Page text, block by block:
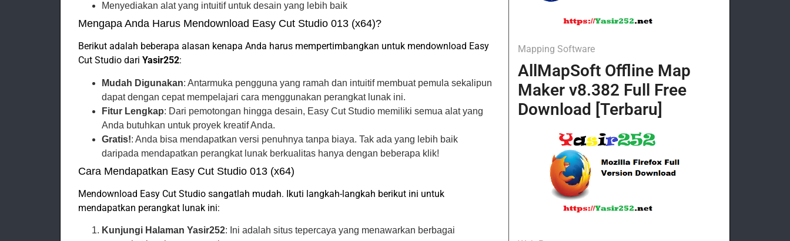
Menyediakan alat yang intuitif untuk desain yang lebih baik
Mengapa Anda Harus Mendownload Easy Cut Studio 013 (x64)?
Berikut adalah beberapa alasan kenapa Anda harus mempertimbangkan untuk mendownload Easy
Cut Studio dari Yasir252:
Mudah Digunakan: Antarmuka pengguna yang ramah dan intuitif membuat pemula sekalipun
dapat dengan cepat mempelajari cara menggunakan perangkat lunak ini.
Fitur Lengkap: Dari pemotongan hingga desain, Easy Cut Studio memiliki semua alat yang
Anda butuhkan untuk proyek kreatif Anda.
Gratis!: Anda bisa mendapatkan versi penuhnya tanpa biaya. Tak ada yang lebih baik
daripada mendapatkan perangkat lunak berkualitas hanya dengan beberapa klik!
Cara Mendapatkan Easy Cut Studio 013 (x64)
Mendownload Easy Cut Studio sangatlah mudah. Ikuti langkah-langkah berikut ini untuk
mendapatkan perangkat lunak ini:
Kunjungi Halaman Yasir252: Ini adalah situs tepercaya yang menawarkan berbagai
Mapping Software
AllMapSoft Offline Map
Maker v8.382 Full Free
Download [Terbaru]